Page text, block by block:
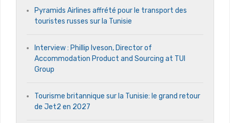
Pyramids Airlines affrété pour le transport des
touristes russes sur la Tunisie
Interview : Phillip Iveson, Director of
Accommodation Product and Sourcing at TUI
Group
Tourisme britannique sur la Tunisie: le grand retour
de Jet2 en 2027